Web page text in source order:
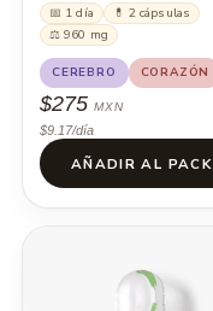
📅 1 día
💊 2 cápsulas
⚖ 960 mg
CEREBRO CORAZÓN
$275 MXN
$9.17/día
AÑADIR AL PACK